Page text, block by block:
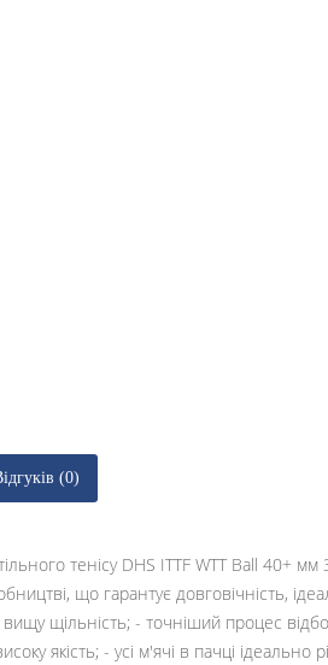
(0)
тенісу DHS ITTF WTT Ball 40+
що гарантує довговічність,
щільність; - точніший процес
якість; - усі м'ячі в пачці ідеально